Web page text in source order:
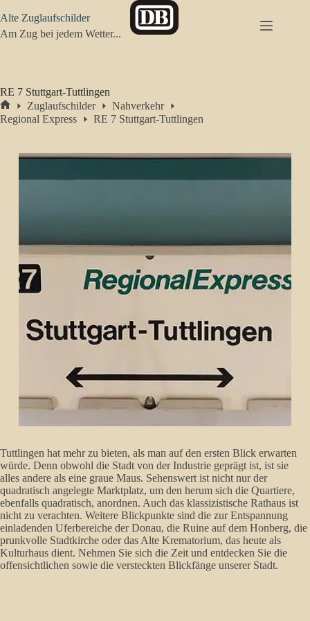
Inhalt
springen
Alte Zuglaufschilder
Am Zug bei jedem Wetter...
RE 7 Stuttgart-Tuttlingen
Start
Zuglaufschilder
Nahverkehr
Regional Express
RE 7 Stuttgart-Tuttlingen
Tuttlingen hat mehr zu bieten, als man auf den ersten Blick erwarten
würde. Denn obwohl die Stadt von der Industrie geprägt ist, ist sie
alles andere als eine graue Maus. Sehenswert ist nicht nur der
quadratisch angelegte Marktplatz, um den herum sich die Quartiere,
ebenfalls quadratisch, anordnen. Auch das klassizistische Rathaus ist
nicht zu verachten. Weitere Blickpunkte sind die zur Entspannung
einladenden Uferbereiche der Donau, die Ruine auf dem Honberg, die
prunkvolle Stadtkirche oder das Alte Krematorium, das heute als
Kulturhaus dient. Nehmen Sie sich die Zeit und entdecken Sie die
offensichtlichen sowie die versteckten Blickfänge unserer Stadt.